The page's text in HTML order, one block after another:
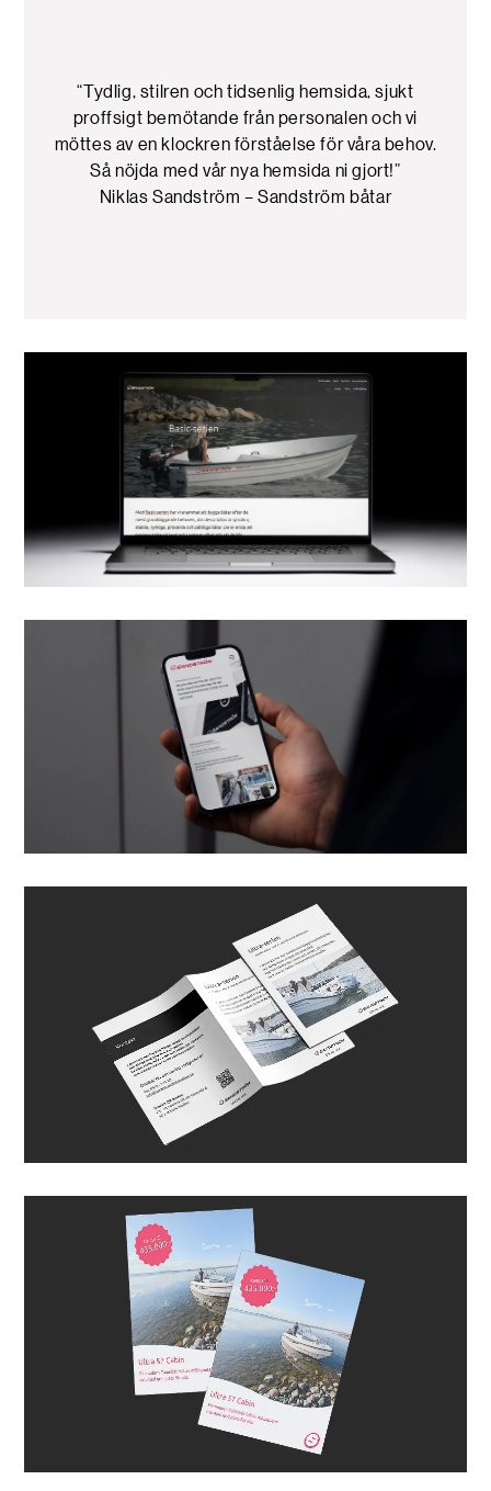
“Tydlig, stilren och tidsenlig hemsida, sjukt
proffsigt bemötande från personalen och vi
möttes av en klockren förståelse för våra behov.
Så nöjda med vår nya hemsida ni gjort!”
Niklas Sandström – Sandström båtar